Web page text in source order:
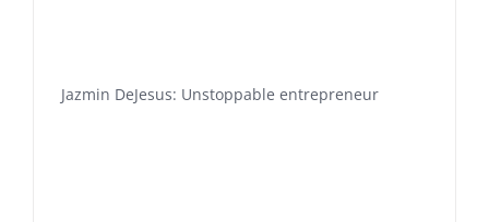
Jazmin DeJesus: Unstoppable entrepreneur